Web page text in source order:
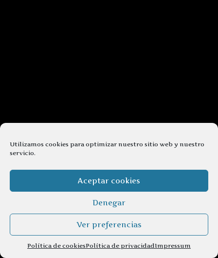
Utilizamos cookies para optimizar nuestro sitio web y nuestro
servicio.
Aceptar cookies
Denegar
Ver preferencias
Política de cookiesPolítica de privacidadImpressum